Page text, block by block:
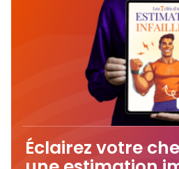
Éclairez votre